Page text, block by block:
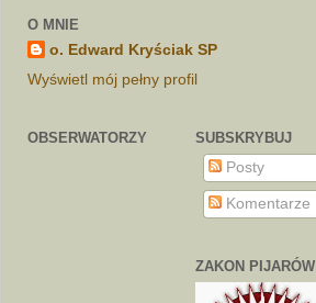
O MNIE
o. Edward Kryściak SP
Wyświetl mój pełny profil
OBSERWATORZY
SUBSKRYBUJ
Posty
Komentarze
ZAKON PIJARÓW